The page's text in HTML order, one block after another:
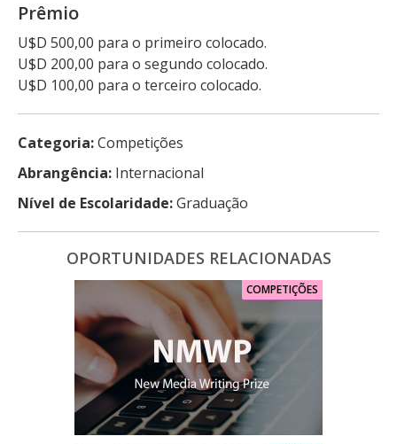
Prêmio
U$D 500,00 para o primeiro colocado.
U$D 200,00 para o segundo colocado.
U$D 100,00 para o terceiro colocado.
Categoria:Competições
Abrangência: Internacional
Nível de Escolaridade:Graduação
OPORTUNIDADES RELACIONADAS
COMPETIÇÕES